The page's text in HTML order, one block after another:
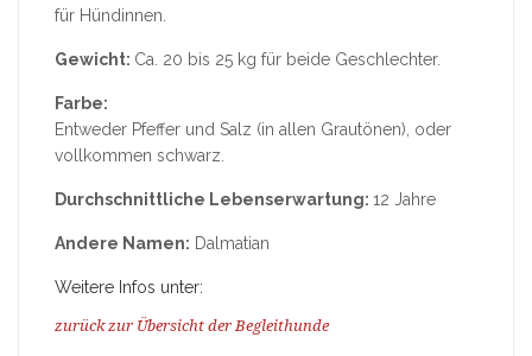
für Hündinnen.
Gewicht: Ca. 20 bis 25 kg für beide Geschlechter.
Farbe:
Entweder Pfeffer und Salz (in allen Grautönen), oder
vollkommen schwarz.
Durchschnittliche Lebenserwartung: 12 Jahre
Andere Namen: Dalmatian
Weitere Infos unter:
zurück zur Übersicht der Begleithunde